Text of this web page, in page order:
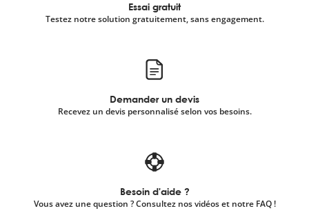
Essai gratuit
Testez notre solution gratuitement, sans engagement.
Demander un devis
Recevez un devis personnalisé selon vos besoins.
Besoin d'aide ?
Vous avez une question ? Consultez nos vidéos et notre FAQ !